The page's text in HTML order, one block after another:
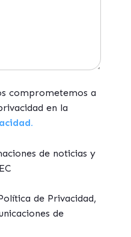
comprometemos a
en la
de noticias y
de Privacidad,
de